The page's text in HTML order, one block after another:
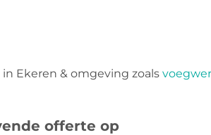
Ekeren & omgeving zoals
offerte op